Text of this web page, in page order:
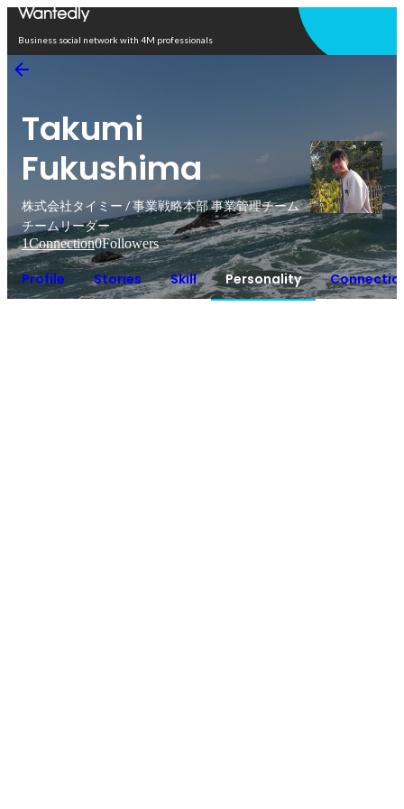
Business social network with 4M professionals
Takumi
Fukushima
株式会社タイミー / 事業戦略本部 事業管理チーム
チームリーダー
1Connection0Followers
Profile Stories Skill Personality